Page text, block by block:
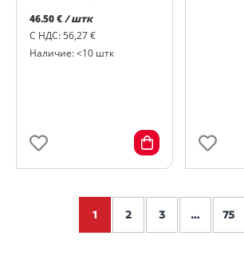
46.50 €/ штк
С НДС: 56,27 €
Наличие: <10 штк
1 2 3 … 75